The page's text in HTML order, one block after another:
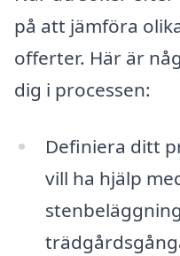
på att jämföra
offerter. Här är
dig i processen:
Definiera ditt
vill ha hjälp